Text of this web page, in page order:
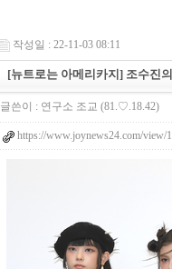
작성일 : 22-11-03 08:11
[뉴트로는 아메리카지] 조수진
글쓴이 : 연구소 조교 (81.♡.18.42)
https://www.joynews24.com/view/